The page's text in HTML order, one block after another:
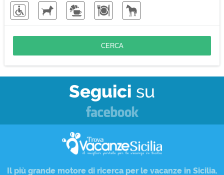
Seguici su
Il più grande motore di ricerca per le vacanze in Sicilia.